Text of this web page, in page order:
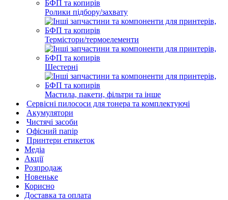
Ролики підбору/захвату
Термістори/термоелементи
Шестерні
Мастила, пакети, фільтри та інше
Сервісні пилососи для тонера та комплектуючі
Акумулятори
Чистячі засоби
Офісний папір
Принтери етикеток
Медіа
Акції
Розпродаж
Новеньке
Корисно
Доставка та оплата